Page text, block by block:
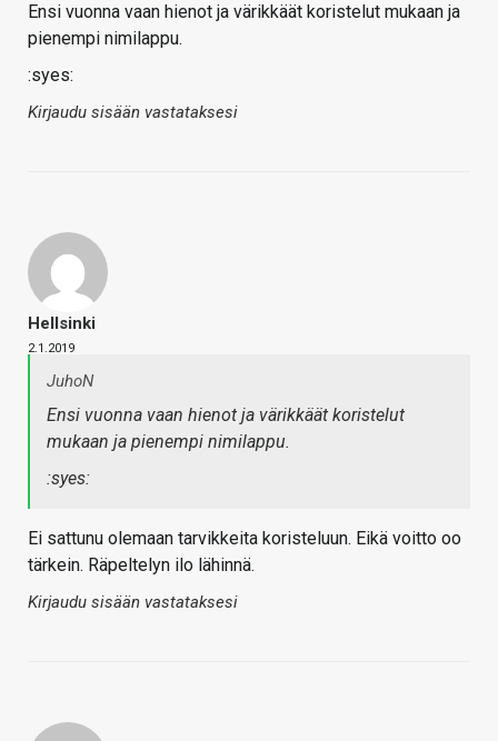
Ensi vuonna vaan hienot ja värikkäät koristelut mukaan ja
pienempi nimilappu.
:syes:
Kirjaudu sisään vastataksesi
Hellsinki
2.1.2019
JuhoN
Ensi vuonna vaan hienot ja värikkäät koristelut
mukaan ja pienempi nimilappu.
:syes:
Ei sattunu olemaan tarvikkeita koristeluun. Eikä voitto oo
tärkein. Räpeltelyn ilo lähinnä.
Kirjaudu sisään vastataksesi